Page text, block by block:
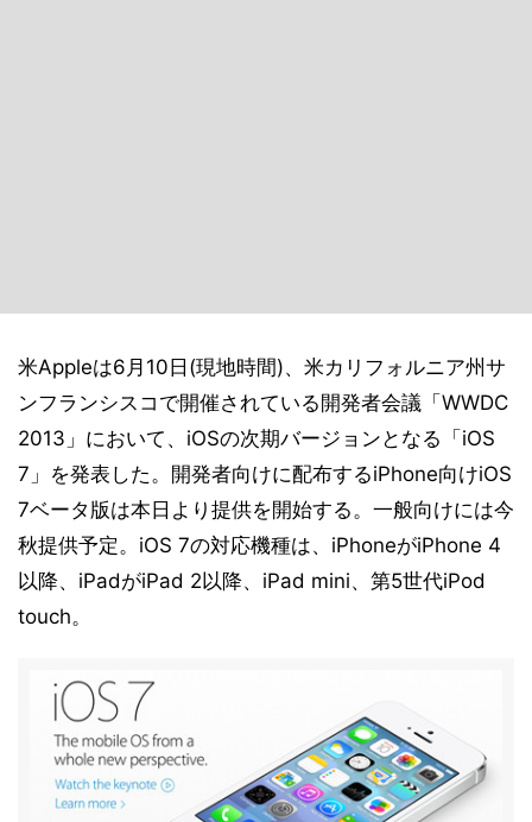
米Appleは6月10日(現地時間)、米カリフォルニア州サ
ンフランシスコで開催されている開発者会議「WWDC
2013」において、iOSの次期バージョンとなる「iOS
7」を発表した。開発者向けに配布するiPhone向けiOS
7ベータ版は本日より提供を開始する。一般向けには今
秋提供予定。iOS 7の対応機種は、iPhoneがiPhone 4
以降、iPadがiPad 2以降、iPad mini、第5世代iPod
touch。